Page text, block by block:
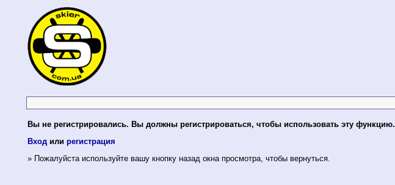
Вы не регистрировались. Вы должны регистрироваться, чтобы использовать эту функцию.
Входили регистрация
» Пожалуйста используйте вашу кнопку назад окна просмотра, чтобы вернуться.